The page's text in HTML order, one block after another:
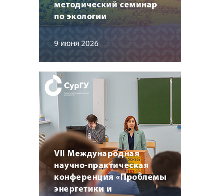
методический семинар
по экологии
9 июня 2026
VII Международная
научно-практическая
конференция «Проблемы
энергетики и